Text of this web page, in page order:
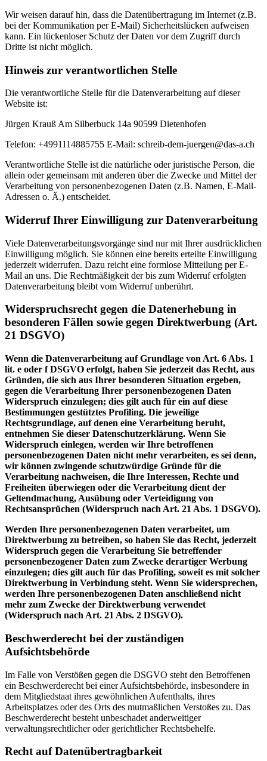
Wir weisen darauf hin, dass die Datenübertragung im Internet (z.B.
bei der Kommunikation per E-Mail) Sicherheitslücken aufweisen
kann. Ein lückenloser Schutz der Daten vor dem Zugriff durch
Dritte ist nicht möglich.
Hinweis zur verantwortlichen Stelle
Die verantwortliche Stelle für die Datenverarbeitung auf dieser
Website ist:
Jürgen Krauß Am Silberbuck 14a 90599 Dietenhofen
Telefon: +4991114885755 E-Mail: schreib-dem-juergen@das-a.ch
Verantwortliche Stelle ist die natürliche oder juristische Person, die
allein oder gemeinsam mit anderen über die Zwecke und Mittel der
Verarbeitung von personenbezogenen Daten (z.B. Namen, E-Mail-
Adressen o. Ä.) entscheidet.
Widerruf Ihrer Einwilligung zur Datenverarbeitung
Viele Datenverarbeitungsvorgänge sind nur mit Ihrer ausdrücklichen
Einwilligung möglich. Sie können eine bereits erteilte Einwilligung
jederzeit widerrufen. Dazu reicht eine formlose Mitteilung per E-
Mail an uns. Die Rechtmäßigkeit der bis zum Widerruf erfolgten
Datenverarbeitung bleibt vom Widerruf unberührt.
Widerspruchsrecht gegen die Datenerhebung in
besonderen Fällen sowie gegen Direktwerbung (Art.
21 DSGVO)
Wenn die Datenverarbeitung auf Grundlage von Art. 6 Abs. 1
lit. e oder f DSGVO erfolgt, haben Sie jederzeit das Recht, aus
Gründen, die sich aus Ihrer besonderen Situation ergeben,
gegen die Verarbeitung Ihrer personenbezogenen Daten
Widerspruch einzulegen; dies gilt auch für ein auf diese
Bestimmungen gestütztes Profiling. Die jeweilige
Rechtsgrundlage, auf denen eine Verarbeitung beruht,
entnehmen Sie dieser Datenschutzerklärung. Wenn Sie
Widerspruch einlegen, werden wir Ihre betroffenen
personenbezogenen Daten nicht mehr verarbeiten, es sei denn,
wir können zwingende schutzwürdige Gründe für die
Verarbeitung nachweisen, die Ihre Interessen, Rechte und
Freiheiten überwiegen oder die Verarbeitung dient der
Geltendmachung, Ausübung oder Verteidigung von
Rechtsansprüchen (Widerspruch nach Art. 21 Abs. 1 DSGVO).
Werden Ihre personenbezogenen Daten verarbeitet, um
Direktwerbung zu betreiben, so haben Sie das Recht, jederzeit
Widerspruch gegen die Verarbeitung Sie betreffender
personenbezogener Daten zum Zwecke derartiger Werbung
einzulegen; dies gilt auch für das Profiling, soweit es mit solcher
Direktwerbung in Verbindung steht. Wenn Sie widersprechen,
werden Ihre personenbezogenen Daten anschließend nicht
mehr zum Zwecke der Direktwerbung verwendet
(Widerspruch nach Art. 21 Abs. 2 DSGVO).
Beschwerderecht bei der zuständigen
Aufsichtsbehörde
Im Falle von Verstößen gegen die DSGVO steht den Betroffenen
ein Beschwerderecht bei einer Aufsichtsbehörde, insbesondere in
dem Mitgliedstaat ihres gewöhnlichen Aufenthalts, ihres
Arbeitsplatzes oder des Orts des mutmaßlichen Verstoßes zu. Das
Beschwerderecht besteht unbeschadet anderweitiger
verwaltungsrechtlicher oder gerichtlicher Rechtsbehelfe.
Recht auf Datenübertragbarkeit